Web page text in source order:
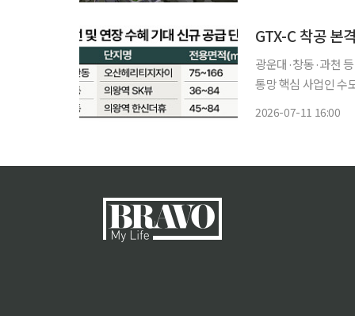
GTX-C 착공 본
광운대·창동·과천 등 아
통망 핵심 사업인 수
2026-07-11 16:00